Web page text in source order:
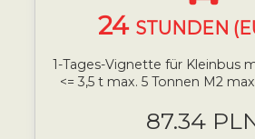
24 STUNDEN
1-Tages-Vignette für Kleinbus
<= 3,5 t max. 5 Tonnen M2
87.34